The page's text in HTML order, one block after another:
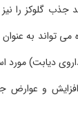
گلوکز را نیز
می تواند به
دیابت) مورد
و عوارض